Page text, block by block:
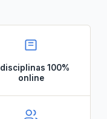
100%
online